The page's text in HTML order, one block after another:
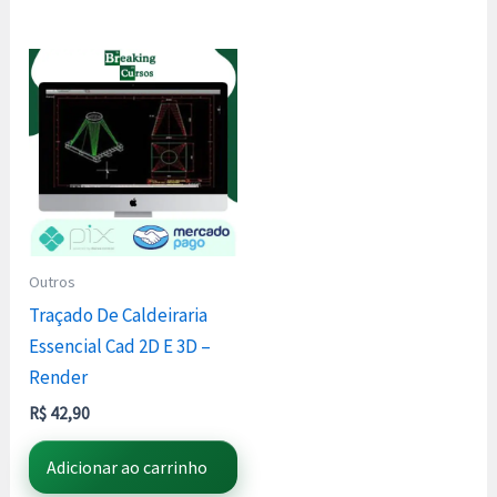
Outros
Traçado De Caldeiraria
Essencial Cad 2D E 3D –
Render
R$ 42,90
Adicionar ao carrinho